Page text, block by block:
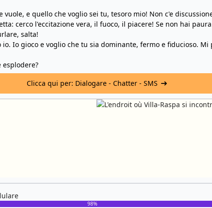
vuole, e quello che voglio sei tu, tesoro mio! Non c'e
cerco l'eccitazione vera, il fuoco, il piacere! Se non hai
salta!
Io gioco e voglio che tu sia dominante, fermo e fiducioso.
esplodere?
Clicca qui per: Dialogare - Chatter - SMS
98%